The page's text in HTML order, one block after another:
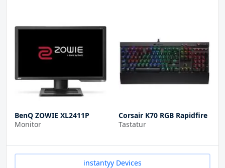
BenQ ZOWIE XL2411P
Monitor
Corsair K70 RGB Rapidfire
Tastatur
instantyy Devices